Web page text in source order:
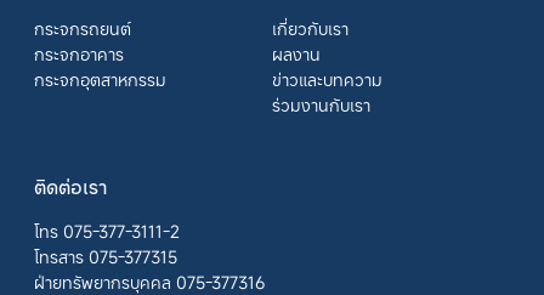
กระจกรถยนต์
กระจกอาคาร
กระจกอุตสาหกรรม
เกี่ยวกับเรา
ผลงาน
ข่าวและบทความ
ร่วมงานกับเรา
ติดต่อเรา
โทร 075-377-3111-2
โทรสาร 075-377315
ฝ่ายทรัพยากรบุคคล 075-377316